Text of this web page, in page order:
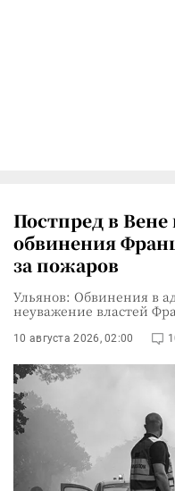
Постпред в
обвинения
за пожаров
Ульянов: Обвинения в
неуважение властей
10 августа 2026, 02:00